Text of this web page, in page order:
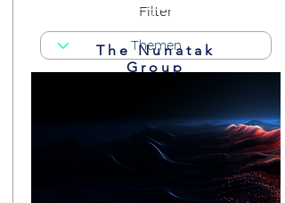
Filter
Read More
The Nunatak
Group